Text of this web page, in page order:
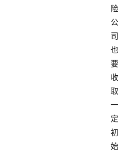
险
公
司
也
要
收
取
一
定
初
始